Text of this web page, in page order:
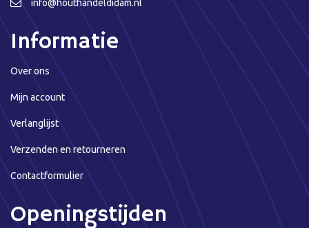
info@houthandeldidam.nl
Informatie
Over ons
Mijn account
Verlanglijst
Verzenden en retourneren
Contactformulier
Openingstijden